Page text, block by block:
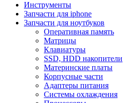
Инструменты
Запчасти для iphone
Запчасти для ноутбуков
Оперативная память
Матрицы
Клавиатуры
SSD, HDD накопители
Материнские платы
Корпусные части
Адаптеры питания
Системы охлаждения